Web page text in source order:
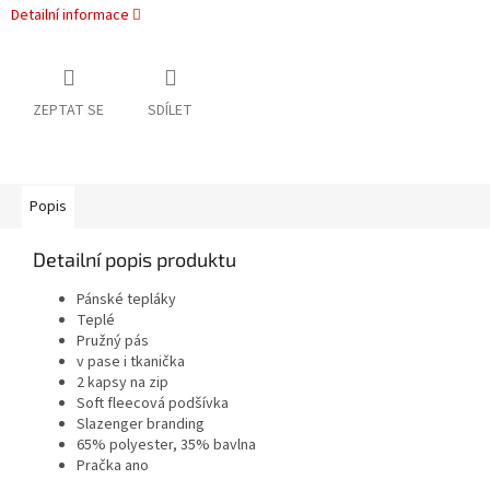
Detailní informace
ZEPTAT SE SDÍLET
Popis
Detailní popis produktu
Pánské tepláky
Teplé
Pružný pás
v pase i tkanička
2 kapsy na zip
Soft fleecová podšívka
Slazenger branding
65% polyester, 35% bavlna
Pračka ano